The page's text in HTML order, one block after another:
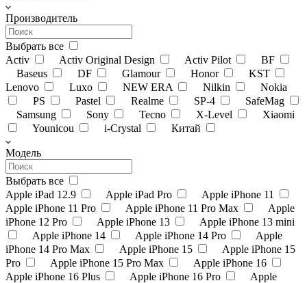
Производитель
Выбрать все
Activ
Activ Original Design Activ Pilot
BF
Baseus
DF Glamour Honor
KST
Lenovo
Luxo NEW ERA Nilkin
Nokia
PS
Pastel Realme SP-4
SafeMag
Samsung
Sony Tecno X-Level
Xiaomi
Younicou
i-Crystal Китай
Модель
Выбрать все
Apple iPad 12.9
Apple iPad Pro
Apple iPhone 11
Apple iPhone 11 Pro
Apple iPhone 11 Pro Max
Apple
iPhone 12 Pro
Apple iPhone 13
Apple iPhone 13 mini
Apple iPhone 14
Apple iPhone 14 Pro
Apple
iPhone 14 Pro Max
Apple iPhone 15
Apple iPhone 15
Pro
Apple iPhone 15 Pro Max
Apple iPhone 16
Apple iPhone 16 Plus
Apple iPhone 16 Pro
Apple